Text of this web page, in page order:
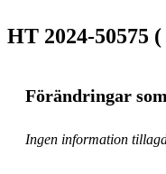
HT 2024-50575
Förändringar
Ingen information